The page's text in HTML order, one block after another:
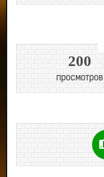
200
просмотров